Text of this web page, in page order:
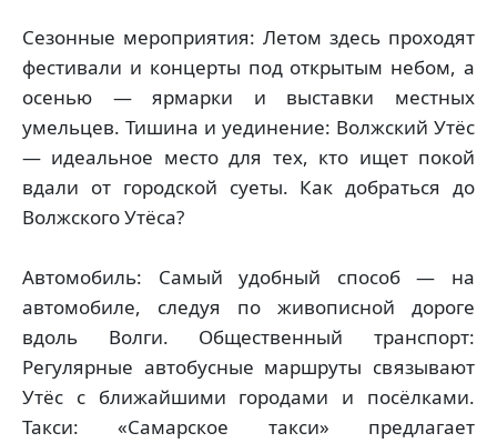
Сезонные мероприятия: Летом здесь проходят
фестивали и концерты под открытым небом, а
осенью — ярмарки и выставки местных
умельцев. Тишина и уединение: Волжский Утёс
— идеальное место для тех, кто ищет покой
вдали от городской суеты. Как добраться до
Волжского Утёса?
Автомобиль: Самый удобный способ — на
автомобиле, следуя по живописной дороге
вдоль Волги. Общественный транспорт:
Регулярные автобусные маршруты связывают
Утёс с ближайшими городами и посёлками.
Такси: «Самарское такси» предлагает